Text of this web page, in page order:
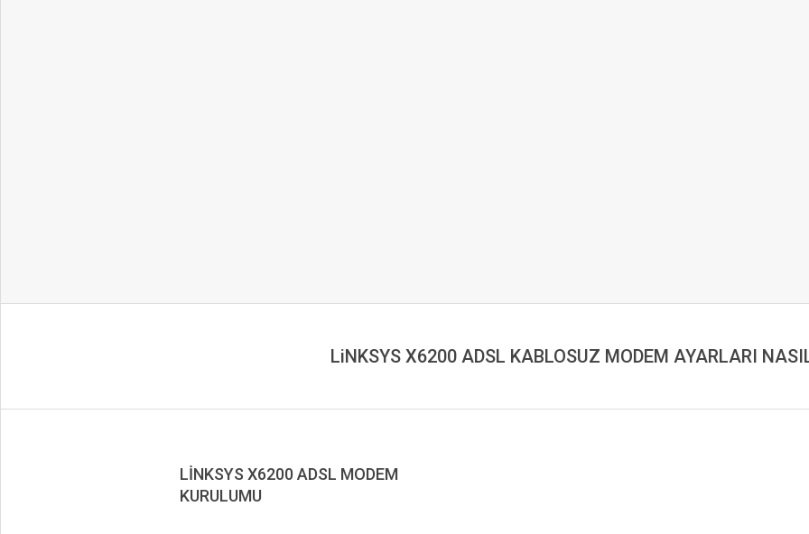
LiNKSYS X6200 ADSL KABLOSUZ MODEM AYARLARI
LİNKSYS X6200 ADSL MODEM
KURULUMU